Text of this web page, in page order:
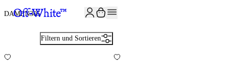
DAMEN305
Filtern und Sortieren